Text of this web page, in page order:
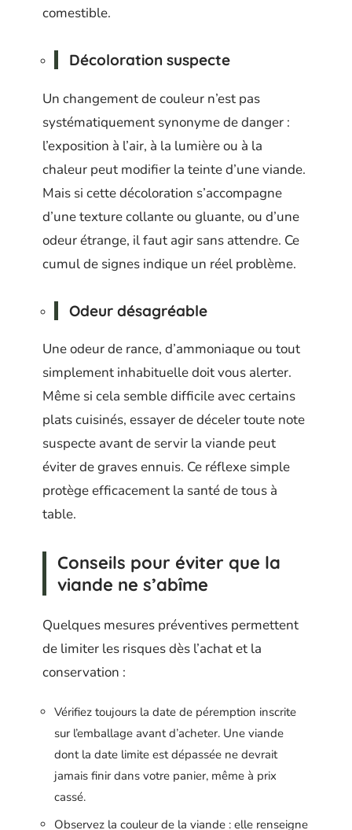
comestible.
Décoloration suspecte
Un changement de couleur n’est pas
systématiquement synonyme de danger :
l’exposition à l’air, à la lumière ou à la
chaleur peut modifier la teinte d’une viande.
Mais si cette décoloration s’accompagne
d’une texture collante ou gluante, ou d’une
odeur étrange, il faut agir sans attendre. Ce
cumul de signes indique un réel problème.
Odeur désagréable
Une odeur de rance, d’ammoniaque ou tout
simplement inhabituelle doit vous alerter.
Même si cela semble difficile avec certains
plats cuisinés, essayer de déceler toute note
suspecte avant de servir la viande peut
éviter de graves ennuis. Ce réflexe simple
protège efficacement la santé de tous à
table.
Conseils pour éviter que la
viande ne s’abîme
Quelques mesures préventives permettent
de limiter les risques dès l’achat et la
conservation :
Vérifiez toujours la date de péremption inscrite
sur l’emballage avant d’acheter. Une viande
dont la date limite est dépassée ne devrait
jamais finir dans votre panier, même à prix
cassé.
Observez la couleur de la viande : elle renseigne